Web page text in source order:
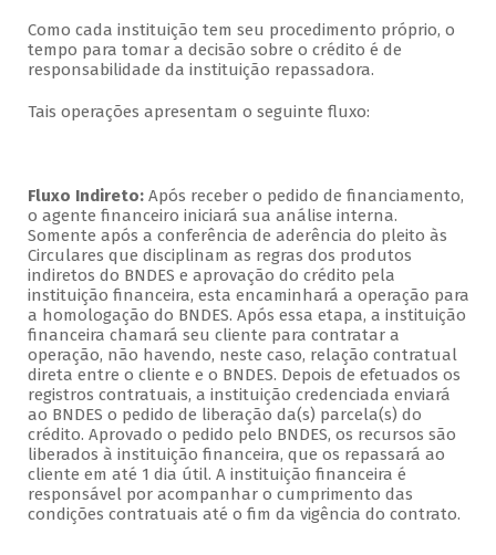
Como cada instituição tem seu procedimento próprio, o
tempo para tomar a decisão sobre o crédito é de
responsabilidade da instituição repassadora.
Tais operações apresentam o seguinte fluxo:
Fluxo Indireto: Após receber o pedido de financiamento,
o agente financeiro iniciará sua análise interna.
Somente após a conferência de aderência do pleito às
Circulares que disciplinam as regras dos produtos
indiretos do BNDES e aprovação do crédito pela
instituição financeira, esta encaminhará a operação para
a homologação do BNDES. Após essa etapa, a instituição
financeira chamará seu cliente para contratar a
operação, não havendo, neste caso, relação contratual
direta entre o cliente e o BNDES. Depois de efetuados os
registros contratuais, a instituição credenciada enviará
ao BNDES o pedido de liberação da(s) parcela(s) do
crédito. Aprovado o pedido pelo BNDES, os recursos são
liberados à instituição financeira, que os repassará ao
cliente em até 1 dia útil. A instituição financeira é
responsável por acompanhar o cumprimento das
condições contratuais até o fim da vigência do contrato.